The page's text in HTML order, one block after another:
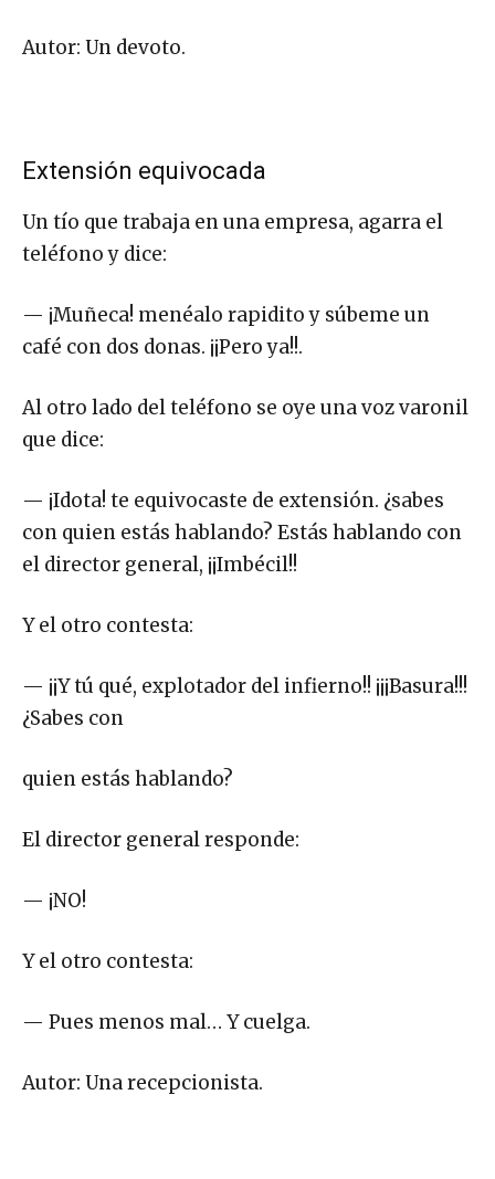
Autor: Un devoto.
Extensión equivocada
Un tío que trabaja en una empresa, agarra el
teléfono y dice:
— ¡Muñeca! menéalo rapidito y súbeme un
café con dos donas. ¡¡Pero ya!!.
Al otro lado del teléfono se oye una voz varonil
que dice:
— ¡Idota! te equivocaste de extensión. ¿sabes
con quien estás hablando? Estás hablando con
el director general, ¡¡Imbécil!!
Y el otro contesta:
— ¡¡Y tú qué, explotador del infierno!! ¡¡¡Basura!!!
¿Sabes con
quien estás hablando?
El director general responde:
— ¡NO!
Y el otro contesta:
— Pues menos mal… Y cuelga.
Autor: Una recepcionista.